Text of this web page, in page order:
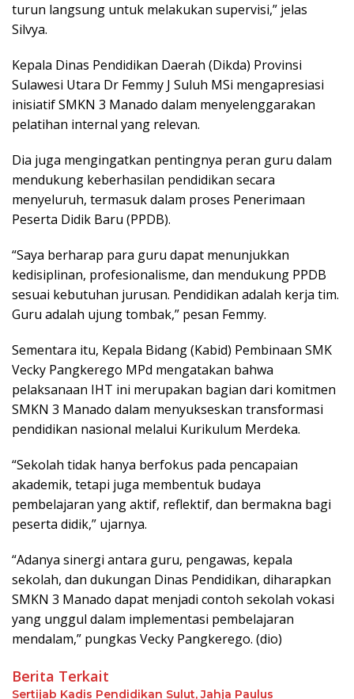
turun langsung untuk melakukan supervisi,” jelas
Silvya.
Kepala Dinas Pendidikan Daerah (Dikda) Provinsi
Sulawesi Utara Dr Femmy J Suluh MSi mengapresiasi
inisiatif SMKN 3 Manado dalam menyelenggarakan
pelatihan internal yang relevan.
Dia juga mengingatkan pentingnya peran guru dalam
mendukung keberhasilan pendidikan secara
menyeluruh, termasuk dalam proses Penerimaan
Peserta Didik Baru (PPDB).
“Saya berharap para guru dapat menunjukkan
kedisiplinan, profesionalisme, dan mendukung PPDB
sesuai kebutuhan jurusan. Pendidikan adalah kerja tim.
Guru adalah ujung tombak,” pesan Femmy.
Sementara itu, Kepala Bidang (Kabid) Pembinaan SMK
Vecky Pangkerego MPd mengatakan bahwa
pelaksanaan IHT ini merupakan bagian dari komitmen
SMKN 3 Manado dalam menyukseskan transformasi
pendidikan nasional melalui Kurikulum Merdeka.
“Sekolah tidak hanya berfokus pada pencapaian
akademik, tetapi juga membentuk budaya
pembelajaran yang aktif, reflektif, dan bermakna bagi
peserta didik,” ujarnya.
“Adanya sinergi antara guru, pengawas, kepala
sekolah, dan dukungan Dinas Pendidikan, diharapkan
SMKN 3 Manado dapat menjadi contoh sekolah vokasi
yang unggul dalam implementasi pembelajaran
mendalam,” pungkas Vecky Pangkerego. (dio)
Berita Terkait
Sertijab Kadis Pendidikan Sulut, Jahja Paulus